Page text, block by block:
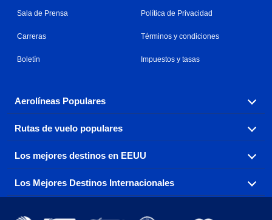
Sala de Prensa
Carreras
Boletín
Política de Privacidad
Términos y condiciones
Impuestos y tasas
Aerolíneas Populares
Explora nuestras opciones de tarifas aéreas baratas por
aerolínea, con más de 500 opciones para elegir.
Aeromexico
Air France Alaska Airlines
Rutas de vuelo populares
Reserva una de nuestras rutas de vuelo más populares
con tres sencillos clics.
Los mejores destinos en EEUU
Encuentra boletos de avión baratos a destinos
populares de los EEUU de costa a costa.
Los Mejores Destinos Internacionales